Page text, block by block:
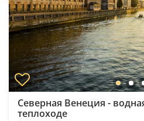
Северная Венеция -
теплоходе